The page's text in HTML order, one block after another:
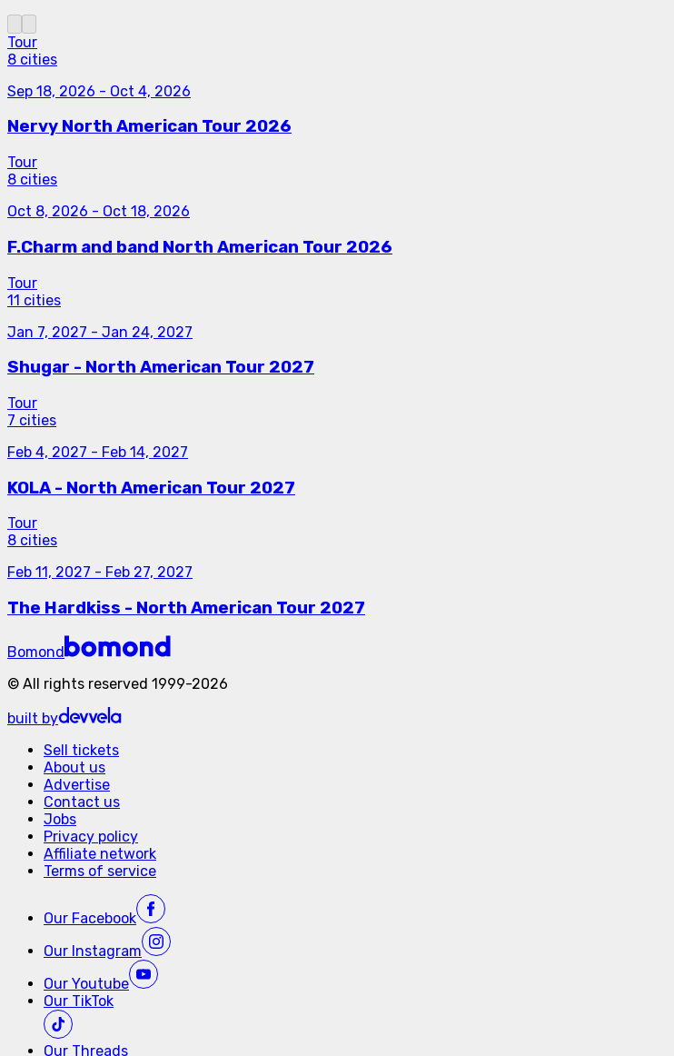
Tour
8 cities
Sep 18, 2026 - Oct 4, 2026
Nervy North American Tour 2026
Tour
8 cities
Oct 8, 2026 - Oct 18, 2026
F.Charm and band North American Tour 2026
Tour
11 cities
Jan 7, 2027 - Jan 24, 2027
Shugar - North American Tour 2027
Tour
7 cities
Feb 4, 2027 - Feb 14, 2027
KOLA - North American Tour 2027
Tour
8 cities
Feb 11, 2027 - Feb 27, 2027
The Hardkiss - North American Tour 2027
Bomond
© All rights reserved 1999-2026
built by
Sell tickets
About us
Advertise
Contact us
Jobs
Privacy policy
Affiliate network
Terms of service
Our Facebook
Our Instagram
Our Youtube
Our TikTok
Our Threads